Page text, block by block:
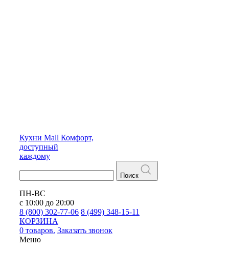
Кухни Mall Комфорт,
доступный
каждому
Поиск
ПН-ВС
с 10:00 до 20:00
8 (800) 302-77-06 8 (499) 348-15-11
КОРЗИНА
0 товаров. Заказать звонок
Меню